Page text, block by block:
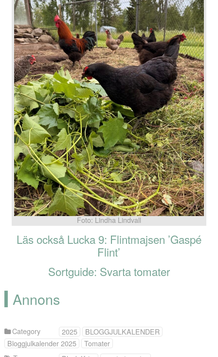
Foto: Lindha Lindvall
Läs också Lucka 9: Flintmajsen ’Gaspé
Flint’
Sortguide: Svarta tomater
Annons
Category 2025
BLOGGJULKALENDER
Bloggjulkalender 2025
Tomater